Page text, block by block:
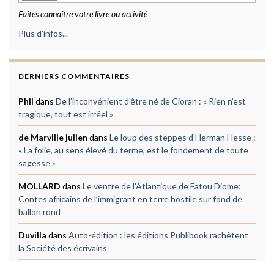
Faites connaître votre livre ou activité
Plus d'infos...
DERNIERS COMMENTAIRES
Phil dans De l’inconvénient d’être né de Cioran : « Rien n’est
tragique, tout est irréel »
de Marville julien dans Le loup des steppes d’Herman Hesse :
« La folie, au sens élevé du terme, est le fondement de toute
sagesse »
MOLLARD dans Le ventre de l’Atlantique de Fatou Diome:
Contes africains de l’immigrant en terre hostile sur fond de
ballon rond
Duvilla dans Auto-édition : les éditions Publibook rachètent
la Société des écrivains